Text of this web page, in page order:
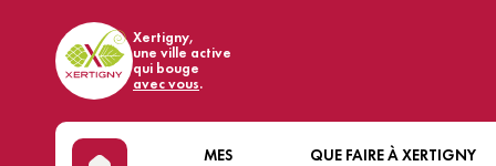
Xertigny,
une ville active
qui bouge
avec vous.
MES
QUE FAIRE À XERTIGNY